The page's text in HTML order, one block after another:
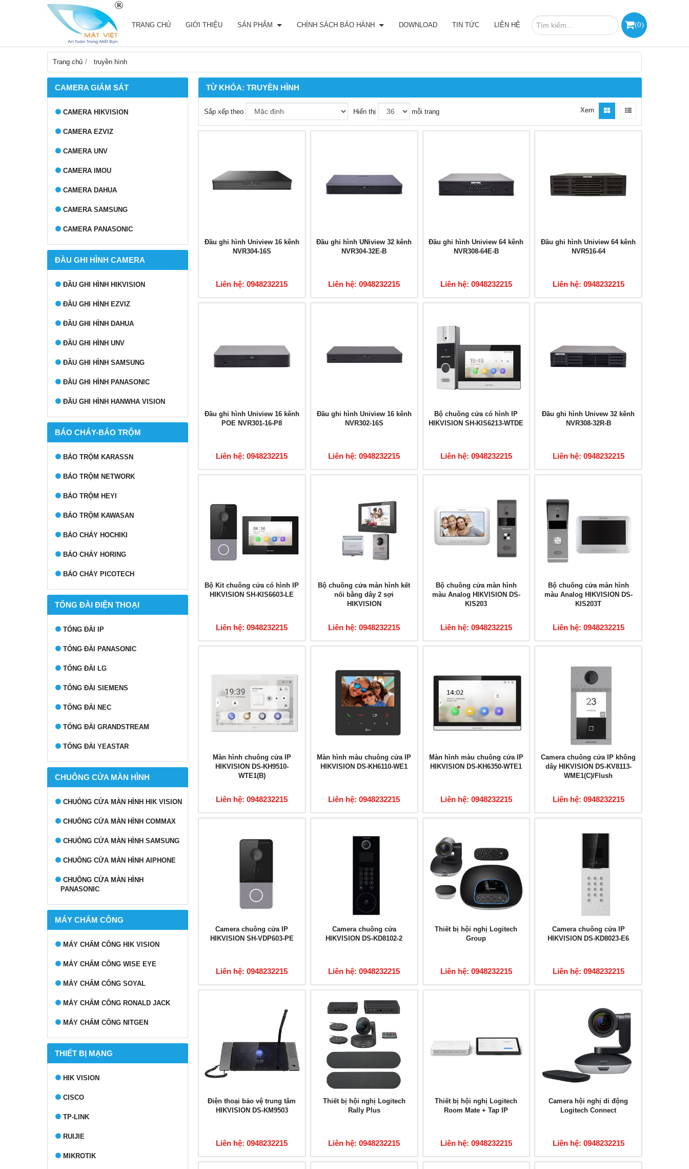
(0)
TRANG CHỦ GIỚI THIỆU SẢN PHẨM CHÍNH SÁCH BẢO HÀNH DOWNLOAD TIN TỨC LIÊN HỆ
Trang chủ truyền hình
CAMERA GIÁM SÁT
CAMERA HIKVISION
CAMERA EZVIZ
CAMERA UNV
CAMERA IMOU
CAMERA DAHUA
CAMERA SAMSUNG
CAMERA PANASONIC
ĐẦU GHI HÌNH CAMERA
ĐẦU GHI HÌNH HIKVISION
ĐẦU GHI HÌNH EZVIZ
ĐẦU GHI HÌNH DAHUA
ĐẦU GHI HÌNH UNV
ĐẦU GHI HÌNH SAMSUNG
ĐẦU GHI HÌNH PANASONIC
ĐẦU GHI HÌNH HANWHA VISION
BÁO CHÁY-BÁO TRỘM
BÁO TRỘM KARASSN
BÁO TRỘM NETWORK
BÁO TRỘM HEYI
BÁO TRỘM KAWASAN
BÁO CHÁY HOCHIKI
BÁO CHÁY HORING
BÁO CHÁY PICOTECH
TỔNG ĐÀI ĐIỆN THOẠI
TỔNG ĐÀI IP
TỔNG ĐÀI PANASONIC
TỔNG ĐÀI LG
TỔNG ĐÀI SIEMENS
TỔNG ĐÀI NEC
TỔNG ĐÀI GRANDSTREAM
TỔNG ĐÀI YEASTAR
CHUÔNG CỬA MÀN HÌNH
CHUÔNG CỬA MÀN HÌNH HIK VISION
CHUÔNG CỬA MÀN HÌNH COMMAX
CHUÔNG CỬA MÀN HÌNH SAMSUNG
CHUÔNG CỬA MÀN HÌNH AIPHONE
CHUÔNG CỬA MÀN HÌNH
PANASONIC
MÁY CHẤM CÔNG
MÁY CHẤM CÔNG HIK VISION
MÁY CHẤM CÔNG WISE EYE
MÁY CHẤM CÔNG SOYAL
MÁY CHẤM CÔNG RONALD JACK
MÁY CHẤM CÔNG NITGEN
THIẾT BỊ MẠNG
HIK VISION
CISCO
TP-LINK
RUIJIE
MIKROTIK
TỪ KHÓA: TRUYỀN HÌNH
Sắp xếp theo Hiển thị mỗi trang Xem
Đầu ghi hình Uniview 16 kênh
NVR304-16S
Liên hệ: 0948232215
Đầu ghi hình UNiview 32 kênh
NVR304-32E-B
Liên hệ: 0948232215
Đầu ghi hình Uniview 64 kênh
NVR308-64E-B
Liên hệ: 0948232215
Đầu ghi hình Uniview 64 kênh
NVR516-64
Liên hệ: 0948232215
Đầu ghi hình Uniview 16 kênh
POE NVR301-16-P8
Liên hệ: 0948232215
Đầu ghi hình Uniview 16 kênh
NVR302-16S
Liên hệ: 0948232215
Bộ chuông cửa có hình IP
HIKVISION SH-KIS6213-WTDE
Liên hệ: 0948232215
Đầu ghi hình Univew 32 kênh
NVR308-32R-B
Liên hệ: 0948232215
Bộ Kit chuông cửa có hình IP
HIKVISION SH-KIS6603-LE
Liên hệ: 0948232215
Bộ chuông cửa màn hình kết
nối bằng dây 2 sợi
HIKVISION
Liên hệ: 0948232215
Bộ chuông cửa màn hình
màu Analog HIKVISION DS-
KIS203
Liên hệ: 0948232215
Bộ chuông cửa màn hình
màu Analog HIKVISION DS-
KIS203T
Liên hệ: 0948232215
Màn hình chuông cửa IP
HIKVISION DS-KH9510-
WTE1(B)
Liên hệ: 0948232215
Màn hình màu chuông cửa IP
HIKVISION DS-KH6110-WE1
Liên hệ: 0948232215
Màn hình màu chuông cửa IP
HIKVISION DS-KH6350-WTE1
Liên hệ: 0948232215
Camera chuông cửa IP không
dây HIKVISION DS-KV8113-
WME1(C)/Flush
Liên hệ: 0948232215
Camera chuông cửa IP
HIKVISION SH-VDP603-PE
Liên hệ: 0948232215
Camera chuông cửa
HIKVISION DS-KD8102-2
Liên hệ: 0948232215
Thiết bị hội nghị Logitech
Group
Liên hệ: 0948232215
Camera chuông cửa IP
HIKVISION DS-KD8023-E6
Liên hệ: 0948232215
Điện thoại bảo vệ trung tâm
HIKVISION DS-KM9503
Liên hệ: 0948232215
Thiết bị hội nghị Logitech
Rally Plus
Liên hệ: 0948232215
Thiết bị hội nghị Logitech
Room Mate + Tap IP
Liên hệ: 0948232215
Camera hội nghị di động
Logitech Connect
Liên hệ: 0948232215